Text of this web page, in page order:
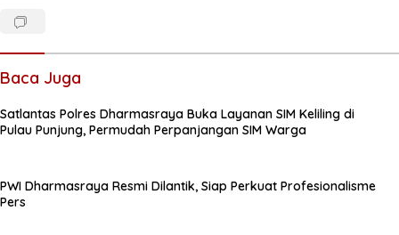
Baca Juga
Satlantas Polres Dharmasraya Buka Layanan SIM Keliling di
Pulau Punjung, Permudah Perpanjangan SIM Warga
PWI Dharmasraya Resmi Dilantik, Siap Perkuat Profesionalisme
Pers